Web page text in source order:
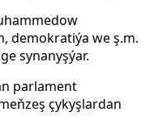
demokratiýa we ş.m.
synanyşýar.
parlament
çykyşlardan